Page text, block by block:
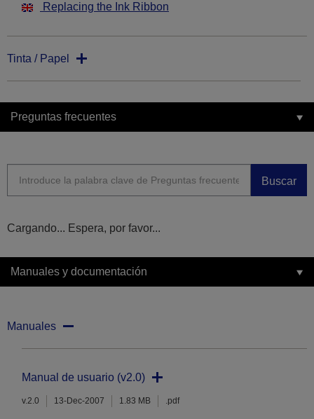
Replacing the Ink Ribbon
Tinta / Papel
Preguntas frecuentes
Buscar
Cargando... Espera, por favor...
Manuales y documentación
Manuales
Manual de usuario (v2.0)
v.2.0 13-Dec-2007 1.83 MB .pdf